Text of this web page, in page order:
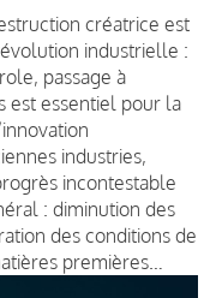
créatrice est
industrielle :
passage à
est essentiel pour la
industries,
incontestable
: diminution des
des conditions de
premières…